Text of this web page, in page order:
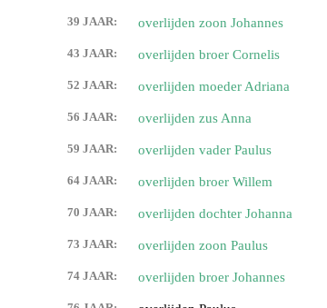
39 JAAR: overlijden zoon Johannes
43 JAAR: overlijden broer Cornelis
52 JAAR: overlijden moeder Adriana
56 JAAR: overlijden zus Anna
59 JAAR: overlijden vader Paulus
64 JAAR: overlijden broer Willem
70 JAAR: overlijden dochter Johanna
73 JAAR: overlijden zoon Paulus
74 JAAR: overlijden broer Johannes